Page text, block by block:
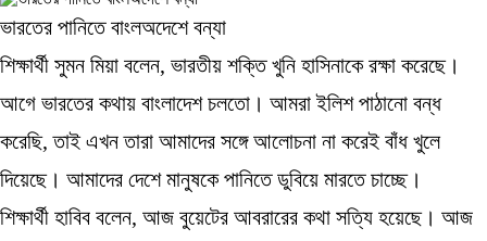
ভারতের পানিতে বাংলঅদেশে বন্যা
শিক্ষার্থী সুমন মিয়া বলেন, ভারতীয় শক্তি খুনি হাসিনাকে রক্ষা করেছে।
আগে ভারতের কথায় বাংলাদেশ চলতো। আমরা ইলিশ পাঠানো বন্ধ
করেছি, তাই এখন তারা আমাদের সঙ্গে আলোচনা না করেই বাঁধ খুলে
দিয়েছে। আমাদের দেশে মানুষকে পানিতে ডুবিয়ে মারতে চাচ্ছে।
শিক্ষার্থী হাবিব বলেন, আজ বুয়েটের আবরারের কথা সত্যি হয়েছে। আজ